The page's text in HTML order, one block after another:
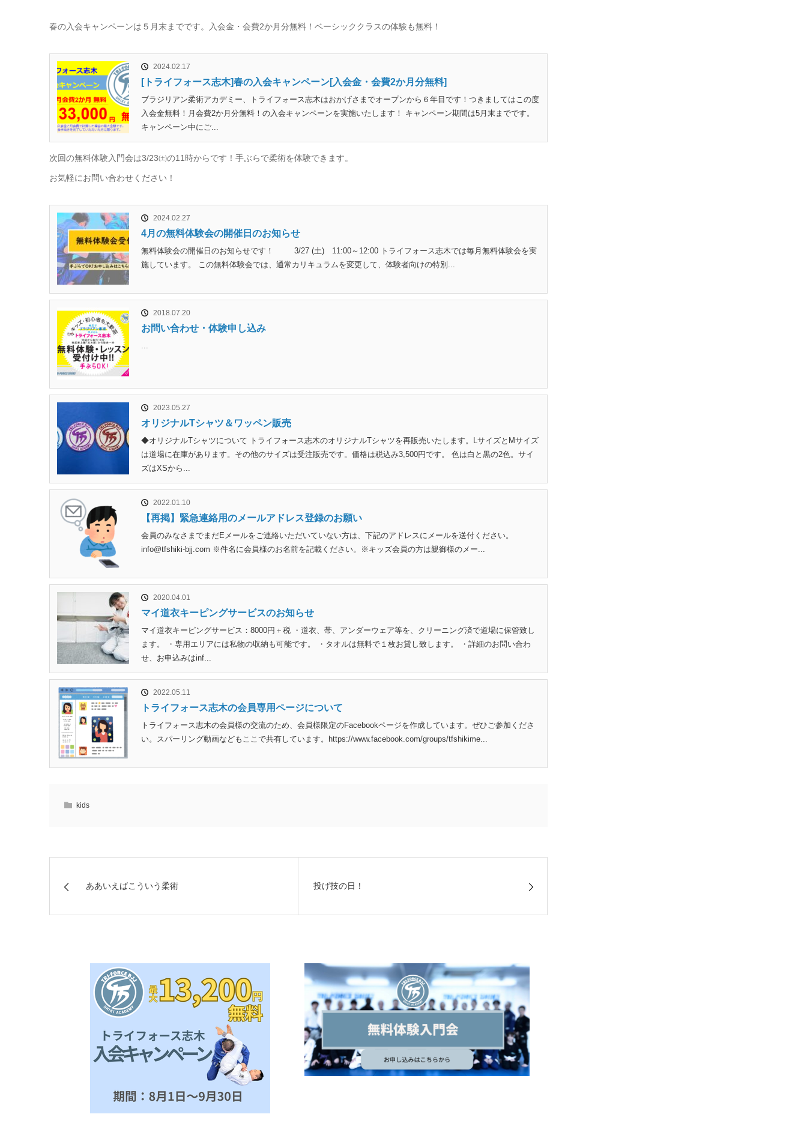
春の入会キャンペーンは５月末までです。入会金・会費2か月分無料！ベーシッククラスの体験も無料！
2024.02.17
[トライフォース志木]春の入会キャンペーン[入会金・会費2か月分無料]
ブラジリアン柔術アカデミー、トライフォース志木はおかげさまでオープンから６年目です！つきましてはこの度
入会金無料！月会費2か月分無料！の入会キャンペーンを実施いたします！ キャンペーン期間は5月末までです。
キャンペーン中にご...
次回の無料体験入門会は3/23㈯の11時からです！手ぶらで柔術を体験できます。
お気軽にお問い合わせください！
2024.02.27
4月の無料体験会の開催日のお知らせ
無料体験会の開催日のお知らせです！ 3/27 (土) 11:00～12:00 トライフォース志木では毎月無料体験会を実
施しています。 この無料体験会では、通常カリキュラムを変更して、体験者向けの特別...
2018.07.20
お問い合わせ・体験申し込み
...
2023.05.27
オリジナルTシャツ＆ワッペン販売
◆オリジナルTシャツについて トライフォース志木のオリジナルTシャツを再販売いたします。LサイズとMサイズ
は道場に在庫があります。その他のサイズは受注販売です。価格は税込み3,500円です。 色は白と黒の2色。サイ
ズはXSから...
2022.01.10
【再掲】緊急連絡用のメールアドレス登録のお願い
会員のみなさまでまだEメールをご連絡いただいていない方は、下記のアドレスにメールを送付ください。
info@tfshiki-bjj.com ※件名に会員様のお名前を記載ください。※キッズ会員の方は親御様のメー...
2020.04.01
マイ道衣キーピングサービスのお知らせ
マイ道衣キーピングサービス：8000円＋税 ・道衣、帯、アンダーウェア等を、クリーニング済で道場に保管致し
ます。 ・専用エリアには私物の収納も可能です。 ・タオルは無料で１枚お貸し致します。 ・詳細のお問い合わ
せ、お申込みはinf...
2022.05.11
トライフォース志木の会員専用ページについて
トライフォース志木の会員様の交流のため、会員様限定のFacebookページを作成しています。ぜひご参加くださ
い。スパーリング動画などもここで共有しています。https://www.facebook.com/groups/tfshikime...
kids
ああいえばこういう柔術 投げ技の日！